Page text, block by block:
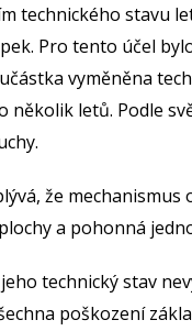
technického stavu
Pro tento účel
vyměněna
několik letů. Podle
že mechanismus
a pohonná
technický stav
poškození